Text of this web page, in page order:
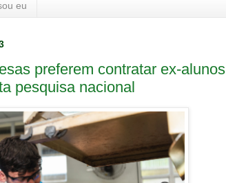
eu
preferem contratar ex-alunos
pesquisa nacional